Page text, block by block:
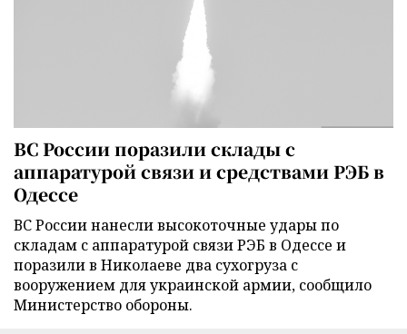
ВС России поразили склады с
аппаратурой связи и средствами РЭБ в
Одессе
ВС России нанесли высокоточные удары по
складам с аппаратурой связи РЭБ в Одессе и
поразили в Николаеве два сухогруза с
вооружением для украинской армии, сообщило
Министерство обороны.